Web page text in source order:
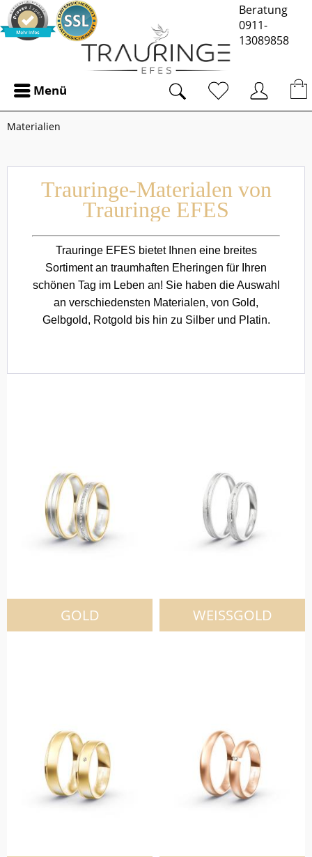
Beratung
0911-
13089858
Menü
Materialien
Trauringe-Materialen von
Trauringe EFES
Trauringe EFES bietet Ihnen eine breites
Sortiment an traumhaften Eheringen für Ihren
schönen Tag im Leben an! Sie haben die Auswahl
an verschiedensten Materialen, von Gold,
Gelbgold, Rotgold bis hin zu Silber und Platin.
GOLD WEISSGOLD